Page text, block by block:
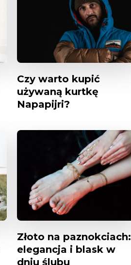
Czy warto kupić
używaną kurtkę
Napapijri?
Złoto na paznokciach:
elegancja i blask w
dniu ślubu